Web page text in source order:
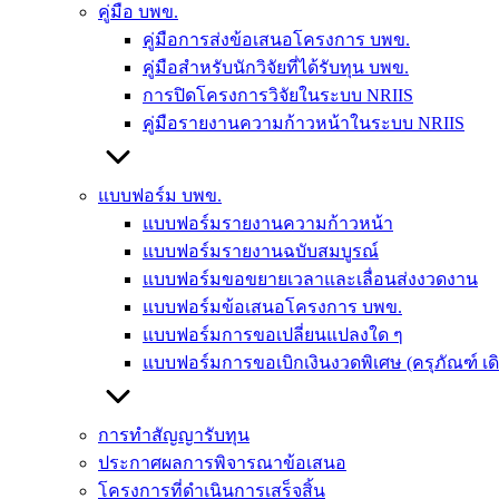
คู่มือ บพข.
คู่มือการส่งข้อเสนอโครงการ บพข.
คู่มือสำหรับนักวิจัยที่ได้รับทุน บพข.
การปิดโครงการวิจัยในระบบ NRIIS
คู่มือรายงานความก้าวหน้าในระบบ NRIIS
แบบฟอร์ม บพข.
แบบฟอร์มรายงานความก้าวหน้า
แบบฟอร์มรายงานฉบับสมบูรณ์
แบบฟอร์มขอขยายเวลาและเลื่อนส่งงวดงาน
แบบฟอร์มข้อเสนอโครงการ บพข.
แบบฟอร์มการขอเปลี่ยนแปลงใด ๆ
แบบฟอร์มการขอเบิกเงินงวดพิเศษ (ครุภัณฑ์ เ
การทำสัญญารับทุน
ประกาศผลการพิจารณาข้อเสนอ
โครงการที่ดำเนินการเสร็จสิ้น